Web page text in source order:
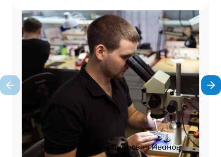
Константин Александрович Иванов